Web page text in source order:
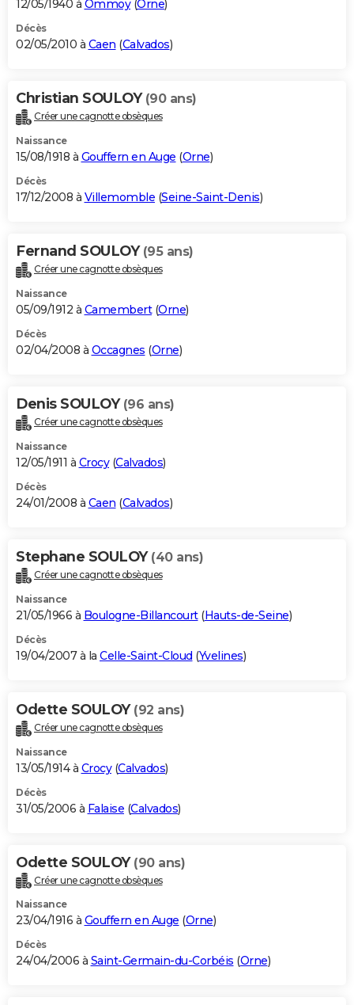
12/05/1940 à Ommoy(Orne)
Décès
02/05/2010 à Caen (Calvados)
Christian SOULOY (90 ans)
Créer une cagnotte obsèques
Naissance
15/08/1918 à Gouffern en Auge (Orne)
Décès
17/12/2008 à Villemomble (Seine-Saint-Denis)
Fernand SOULOY (95 ans)
Créer une cagnotte obsèques
Naissance
05/09/1912 à Camembert(Orne)
Décès
02/04/2008 à Occagnes (Orne)
Denis SOULOY (96 ans)
Créer une cagnotte obsèques
Naissance
12/05/1911 à Crocy(Calvados)
Décès
24/01/2008 à Caen (Calvados)
Stephane SOULOY (40 ans)
Créer une cagnotte obsèques
Naissance
21/05/1966 à Boulogne-Billancourt(Hauts-de-Seine)
Décès
19/04/2007 à la Celle-Saint-Cloud (Yvelines)
Odette SOULOY (92 ans)
Créer une cagnotte obsèques
Naissance
13/05/1914 à Crocy(Calvados)
Décès
31/05/2006 à Falaise (Calvados)
Odette SOULOY (90 ans)
Créer une cagnotte obsèques
Naissance
23/04/1916 à Gouffern en Auge (Orne)
Décès
24/04/2006 à Saint-Germain-du-Corbéis (Orne)